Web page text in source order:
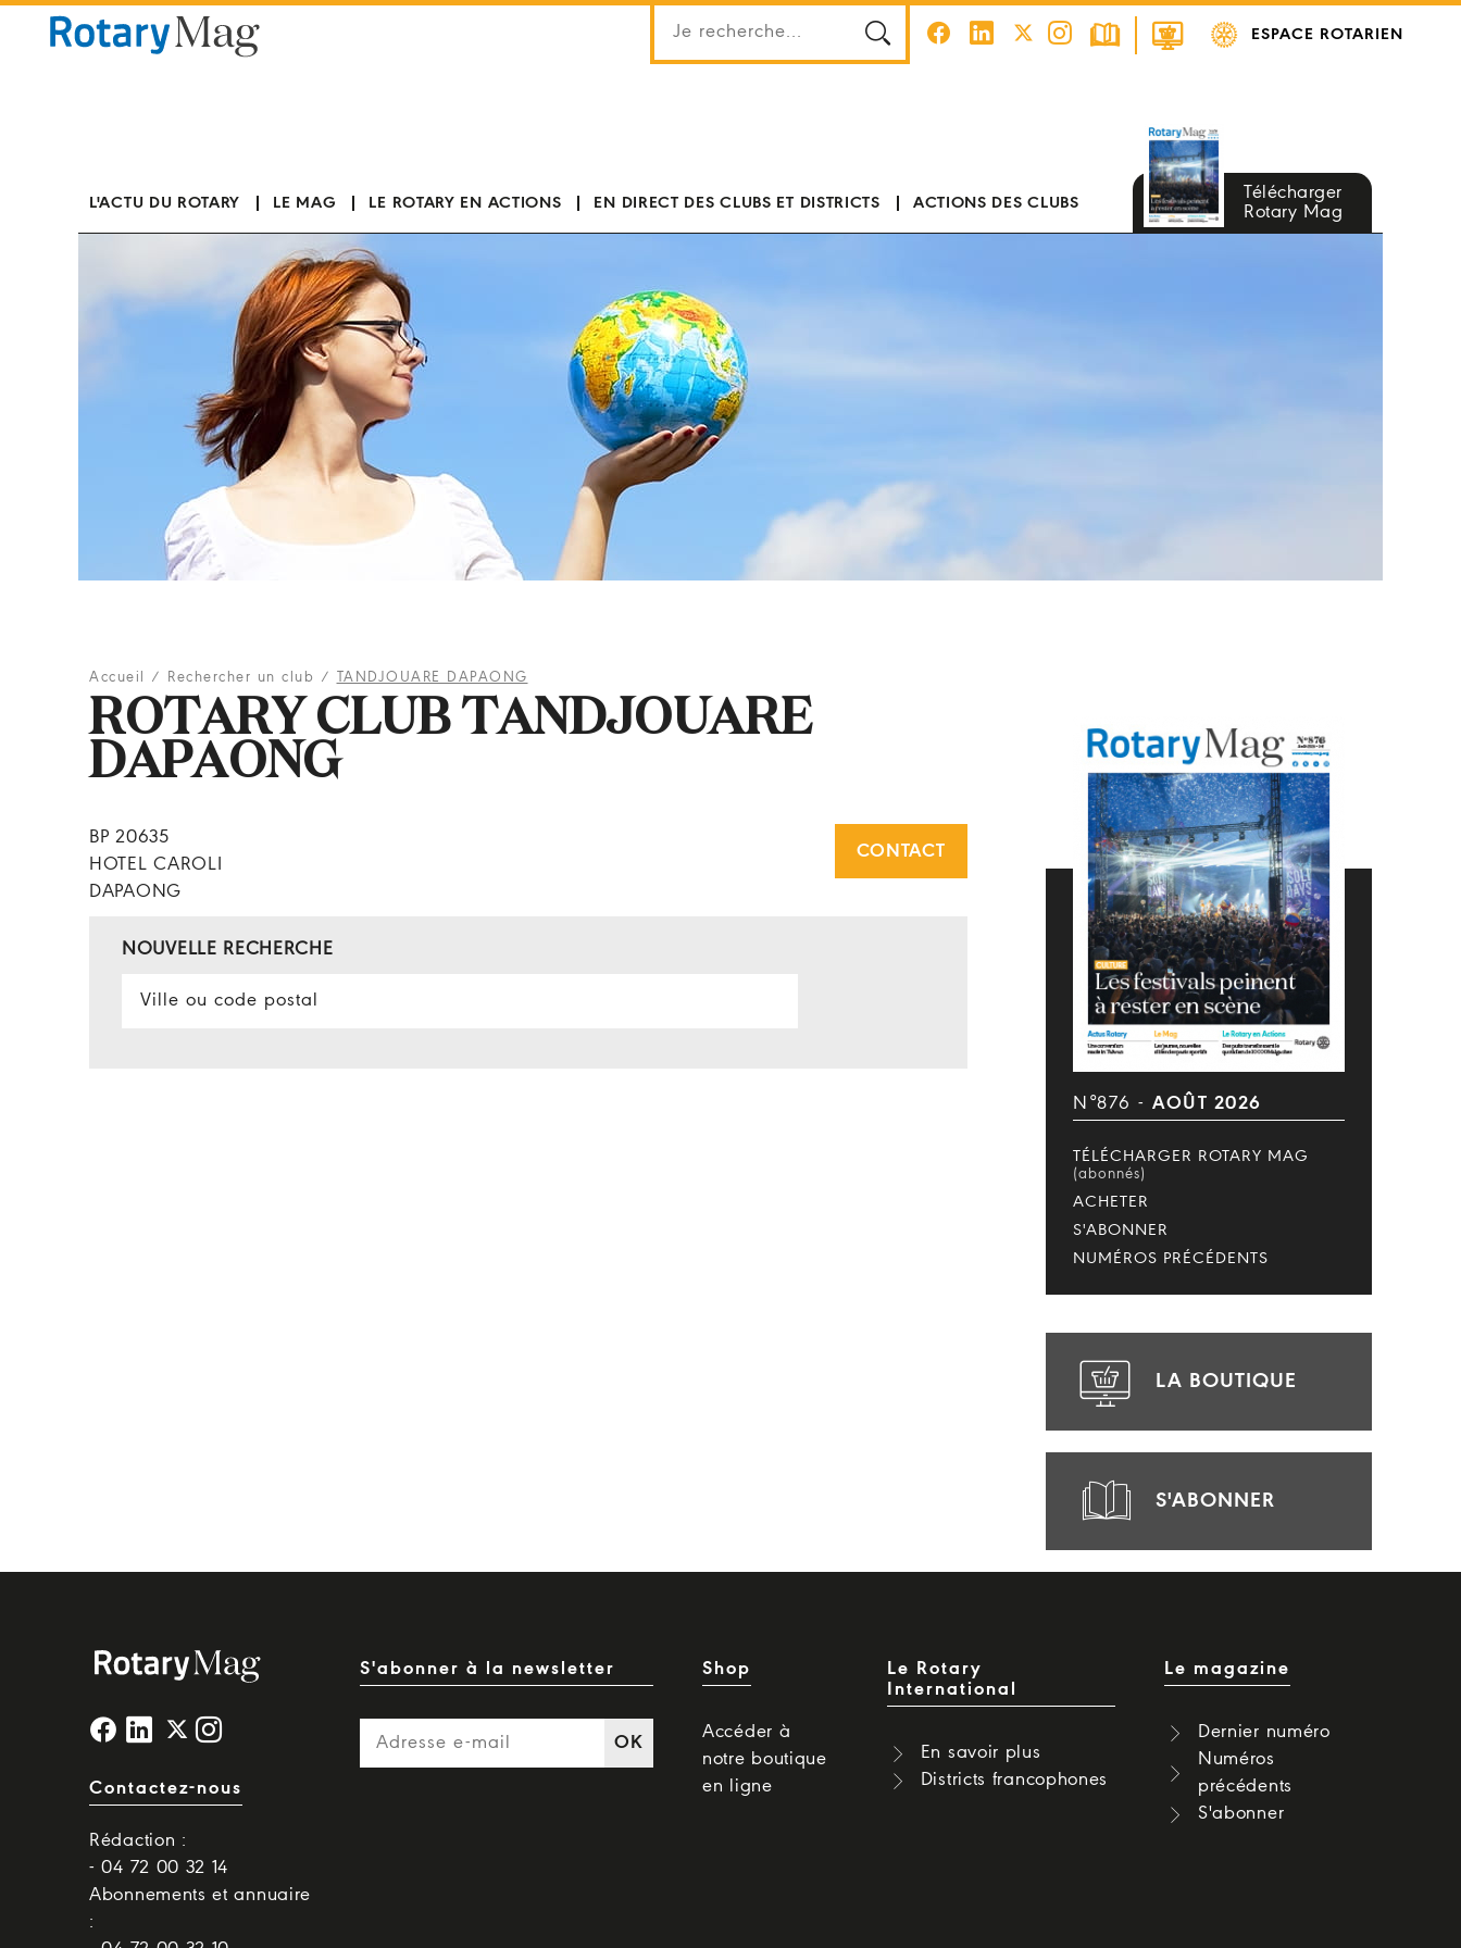
ESPACE ROTARIEN
L'ACTU DU ROTARY LE MAG LE ROTARY EN ACTIONS EN DIRECT DES CLUBS ET DISTRICTS ACTIONS DES CLUBS
Télécharger
Rotary Mag
Accueil / Rechercher un club / TANDJOUARE DAPAONG
ROTARY CLUB TANDJOUARE
DAPAONG
BP 20635
HOTEL CAROLI
DAPAONG
CONTACT
NOUVELLE RECHERCHE
N°876 - AOÛT 2026
TÉLÉCHARGER ROTARY MAG
(abonnés)
ACHETER
S'ABONNER
NUMÉROS PRÉCÉDENTS
LA BOUTIQUE
S'ABONNER
Contactez-nous
Rédaction :
- 04 72 00 32 14
Abonnements et annuaire
:
S'abonner à la newsletter
OK
Shop
Accéder à
notre boutique
en ligne
Le Rotary
International
En savoir plus
Districts francophones
Le magazine
Dernier numéro
Numéros
précédents
S'abonner
Panneau de gestion des cookies